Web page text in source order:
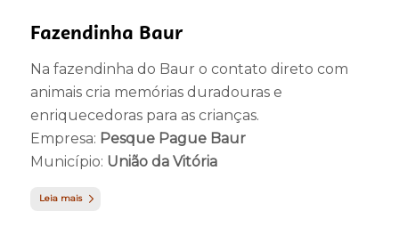
Fazendinha Baur
Na fazendinha do Baur o contato direto com
animais cria memórias duradouras e
enriquecedoras para as crianças.
Empresa: Pesque Pague Baur
Município: União da Vitória
Leia mais